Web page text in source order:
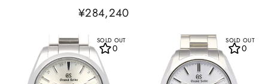
¥284,240
SOLD OUT
0
SOLD OUT
0